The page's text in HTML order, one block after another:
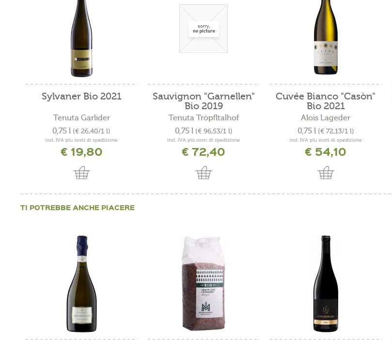
Sylvaner Bio 2021
Tenuta Garlider
0,75 l (€ 26,40/1 l)
incl. IVA più costi di spedizione
€ 19,80
Sauvignon "Garnellen"
Bio 2019
Tenuta Tröpfltalhof
0,75 l (€ 96,53/1 l)
incl. IVA più costi di spedizione
€ 72,40
Cuvée Bianco "Casòn"
Bio 2021
Alois Lageder
0,75 l (€ 72,13/1 l)
incl. IVA più costi di spedizione
€ 54,10
TI POTREBBE ANCHE PIACERE